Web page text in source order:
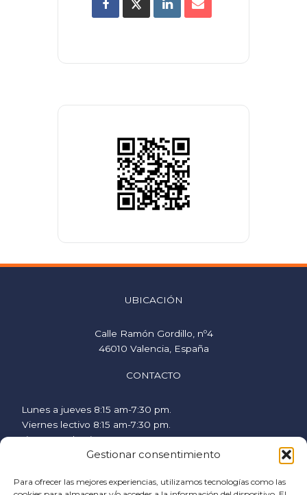
Gestionar consentimiento
Para ofrecer las mejores experiencias, utilizamos tecnologías como las
UBICACIÓN
Calle Ramón Gordillo, nº4
46010 Valencia, España
CONTACTO
Lunes a jueves 8:15 am-7:30 pm.
Viernes lectivo 8:15 am-7:30 pm.
Viernes no lectivo 9 am-2:00 pm.
hispanicstudies@uvavalencia.org